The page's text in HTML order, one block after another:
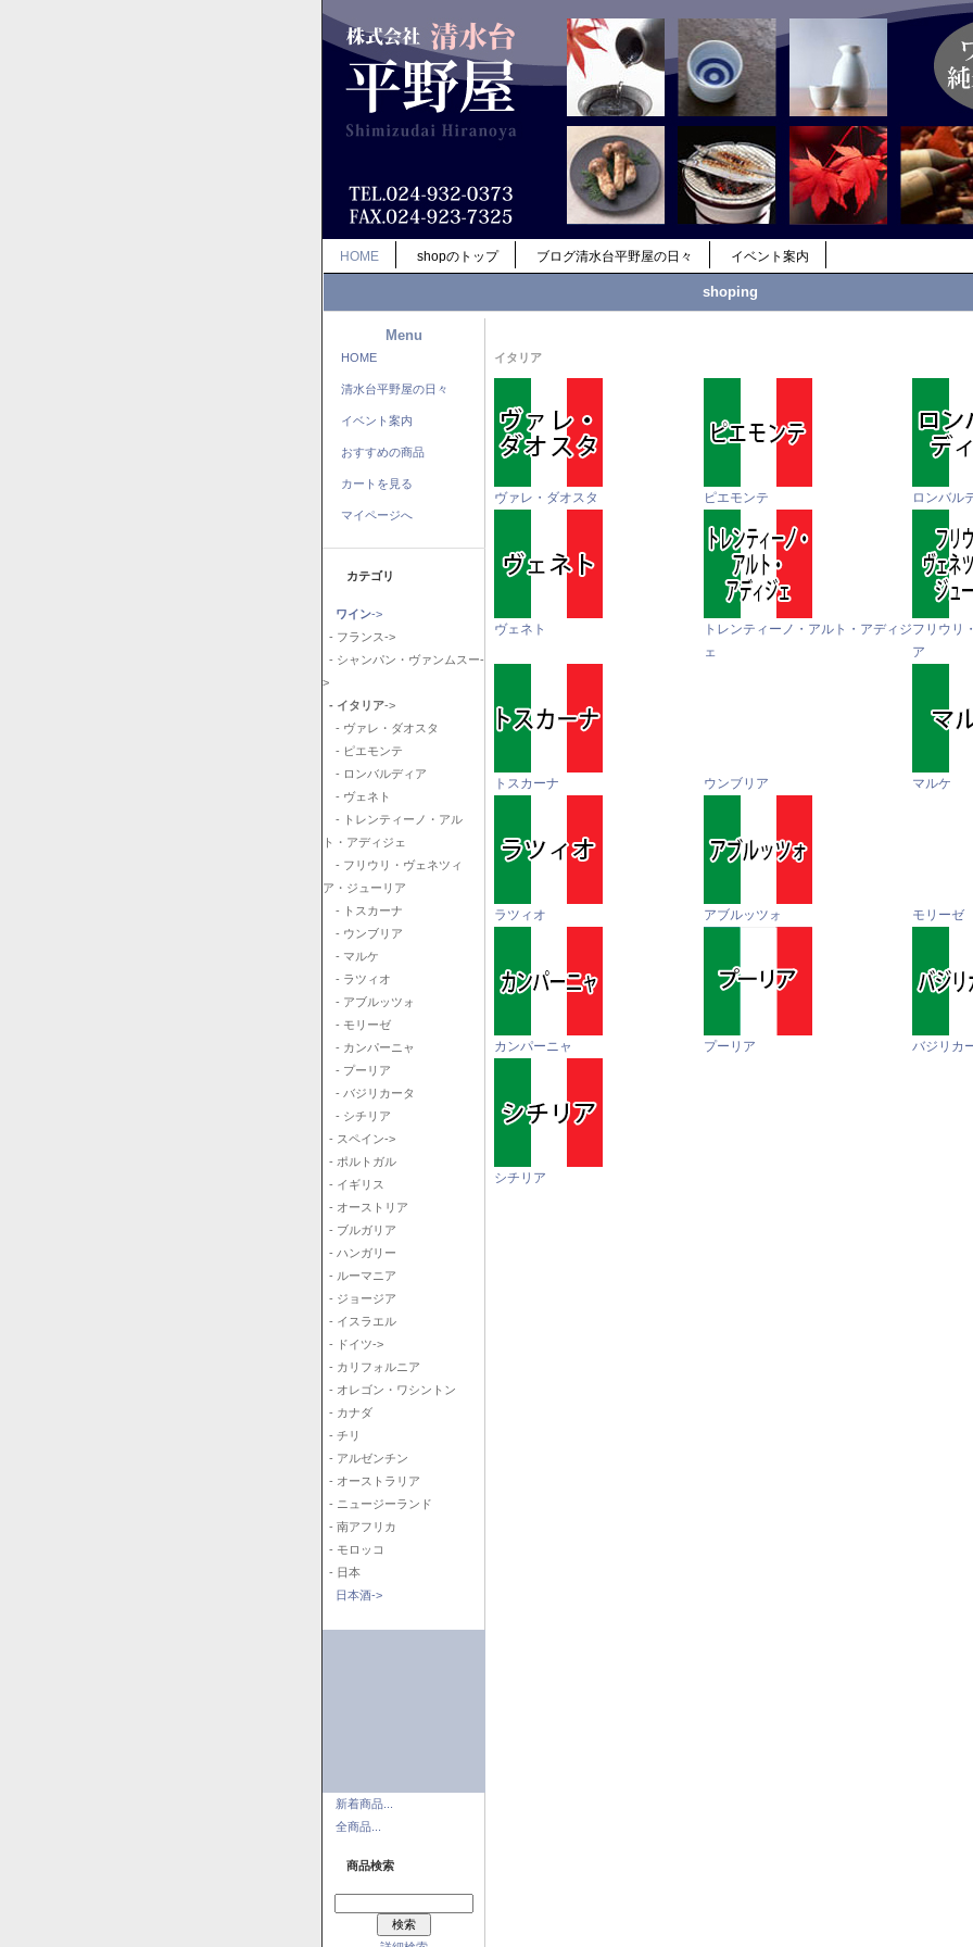
HOME shopのトップ ブログ清水台平野屋の日々 イベント案内
shoping
Menu
HOME
清水台平野屋の日々
イベント案内
おすすめの商品
カートを見る
マイページへ
カテゴリ
ワイン->
- フランス->
- シャンパン・ヴァンムスー-
>
- イタリア->
- ヴァレ・ダオスタ
- ピエモンテ
- ロンバルディア
- ヴェネト
- トレンティーノ・アル
ト・アディジェ
- フリウリ・ヴェネツィ
ア・ジューリア
- トスカーナ
- ウンブリア
- マルケ
- ラツィオ
- アブルッツォ
- モリーゼ
- カンパーニャ
- プーリア
- バジリカータ
- シチリア
- スペイン->
- ポルトガル
- イギリス
- オーストリア
- ブルガリア
- ハンガリー
- ルーマニア
- ジョージア
- イスラエル
- ドイツ->
- カリフォルニア
- オレゴン・ワシントン
- カナダ
- チリ
- アルゼンチン
- オーストラリア
- ニュージーランド
- 南アフリカ
- モロッコ
- 日本
日本酒->
新着商品...
全商品...
商品検索
イタリア
ヴァレ・ダオスタ ピエモンテ ロンバル
ヴェネト
トレンティーノ・アルト・アディジ
ェ
フリウリ
ア
トスカーナ ウンブリア マルケ
ラツィオ アブルッツォ モリーゼ
カンパーニャ プーリア バジリカ
シチリア